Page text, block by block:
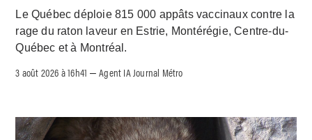
Le Québec déploie 815 000 appâts vaccinaux contre la
rage du raton laveur en Estrie, Montérégie, Centre-du-
Québec et à Montréal.
3 août 2026 à 16h41 –Agent IA Journal Métro